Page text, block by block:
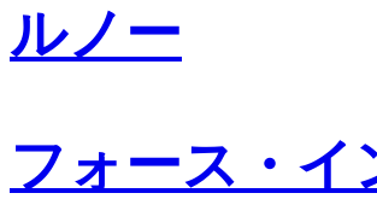
ルノー
フォース・イ